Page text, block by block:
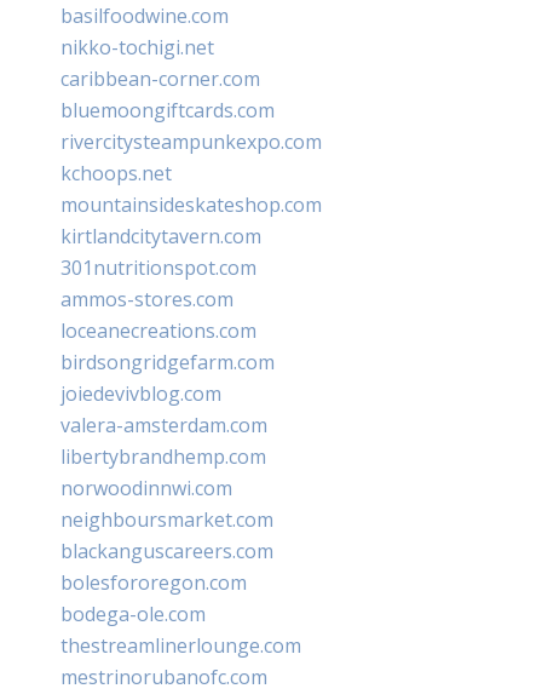
basilfoodwine.com
nikko-tochigi.net
caribbean-corner.com
bluemoongiftcards.com
rivercitysteampunkexpo.com
kchoops.net
mountainsideskateshop.com
kirtlandcitytavern.com
301nutritionspot.com
ammos-stores.com
loceanecreations.com
birdsongridgefarm.com
joiedevivblog.com
valera-amsterdam.com
libertybrandhemp.com
norwoodinnwi.com
neighboursmarket.com
blackanguscareers.com
bolesfororegon.com
bodega-ole.com
thestreamlinerlounge.com
mestrinorubanofc.com